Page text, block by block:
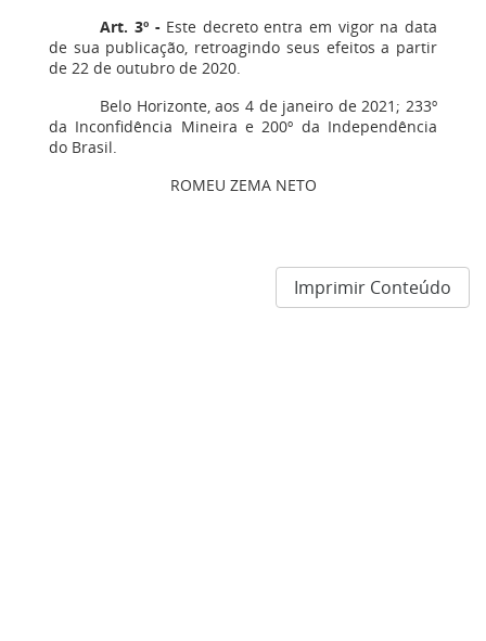
Art. 3º - Este decreto entra em vigor na data
de sua publicação, retroagindo seus efeitos a partir
de 22 de outubro de 2020.
Belo Horizonte, aos 4 de janeiro de 2021; 233º
da Inconfidência Mineira e 200º da Independência
do Brasil.
ROMEU ZEMA NETO
Imprimir Conteúdo